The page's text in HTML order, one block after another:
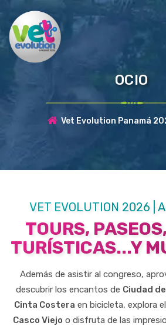
OCIO
Vet Evolution Panamá
VET EVOLUTION 2026 |
TOURS,
TURÍSTICAS...Y
Además de asistir al congreso,
descubrir los encantos de Ciudad
Cinta Costera en bicicleta, explora
Casco Viejo o disfruta de las